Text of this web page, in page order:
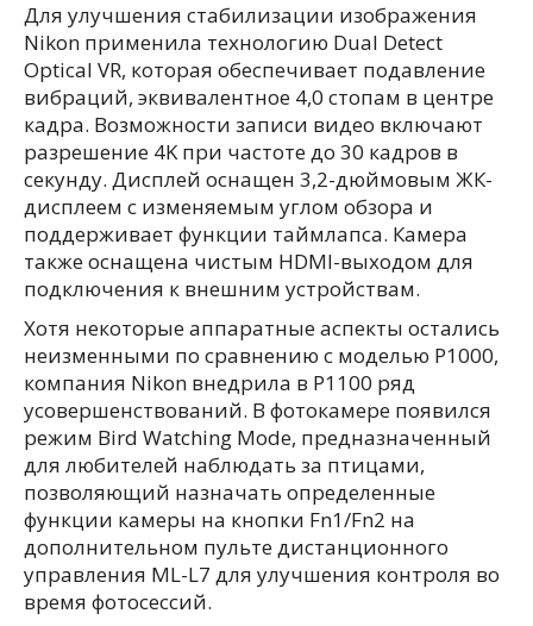
Для улучшения стабилизации изображения
Nikon применила технологию Dual Detect
Optical VR, которая обеспечивает подавление
вибраций, эквивалентное 4,0 стопам в центре
кадра. Возможности записи видео включают
разрешение 4K при частоте до 30 кадров в
секунду. Дисплей оснащен 3,2-дюймовым ЖК-
дисплеем с изменяемым углом обзора и
поддерживает функции таймлапса. Камера
также оснащена чистым HDMI-выходом для
подключения к внешним устройствам.
Хотя некоторые аппаратные аспекты остались
неизменными по сравнению с моделью P1000,
компания Nikon внедрила в P1100 ряд
усовершенствований. В фотокамере появился
режим Bird Watching Mode, предназначенный
для любителей наблюдать за птицами,
позволяющий назначать определенные
функции камеры на кнопки Fn1/Fn2 на
дополнительном пульте дистанционного
управления ML-L7 для улучшения контроля во
время фотосессий.